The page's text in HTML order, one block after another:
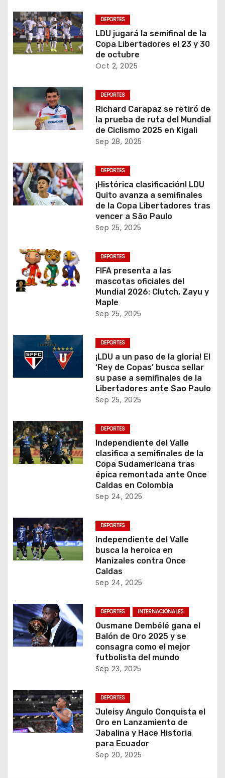
DEPORTES
LDU jugará la semifinal de la
Copa Libertadores el 23 y 30
de octubre
Oct 2, 2025
DEPORTES
Richard Carapaz se retiró de
la prueba de ruta del Mundial
de Ciclismo 2025 en Kigali
Sep 28, 2025
DEPORTES
¡Histórica clasificación! LDU
Quito avanza a semifinales
de la Copa Libertadores tras
vencer a São Paulo
Sep 25, 2025
DEPORTES
FIFA presenta a las
mascotas oficiales del
Mundial 2026: Clutch, Zayu y
Maple
Sep 25, 2025
DEPORTES
¡LDU a un paso de la gloria! El
‘Rey de Copas’ busca sellar
su pase a semifinales de la
Libertadores ante Sao Paulo
Sep 25, 2025
DEPORTES
Independiente del Valle
clasifica a semifinales de la
Copa Sudamericana tras
épica remontada ante Once
Caldas en Colombia
Sep 24, 2025
DEPORTES
Independiente del Valle
busca la heroica en
Manizales contra Once
Caldas
Sep 24, 2025
DEPORTES INTERNACIONALES
Ousmane Dembélé gana el
Balón de Oro 2025 y se
consagra como el mejor
futbolista del mundo
Sep 23, 2025
DEPORTES
Juleisy Angulo Conquista el
Oro en Lanzamiento de
Jabalina y Hace Historia
para Ecuador
Sep 20, 2025